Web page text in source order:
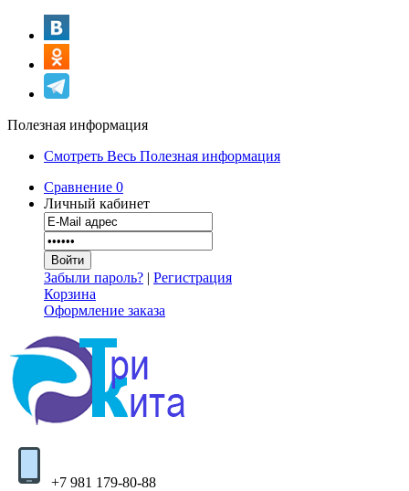
Полезная информация
Смотреть Весь Полезная информация
Сравнение 0
Личный кабинет
Забыли пароль? | Регистрация
Корзина
Оформление заказа
+7 981 179-80-88